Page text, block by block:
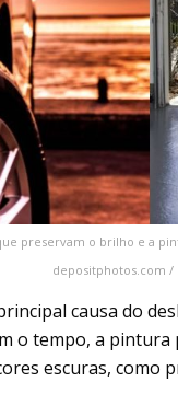
preservam o brilho e a
depositphotos.com
causa do
o tempo, a
escuras, como